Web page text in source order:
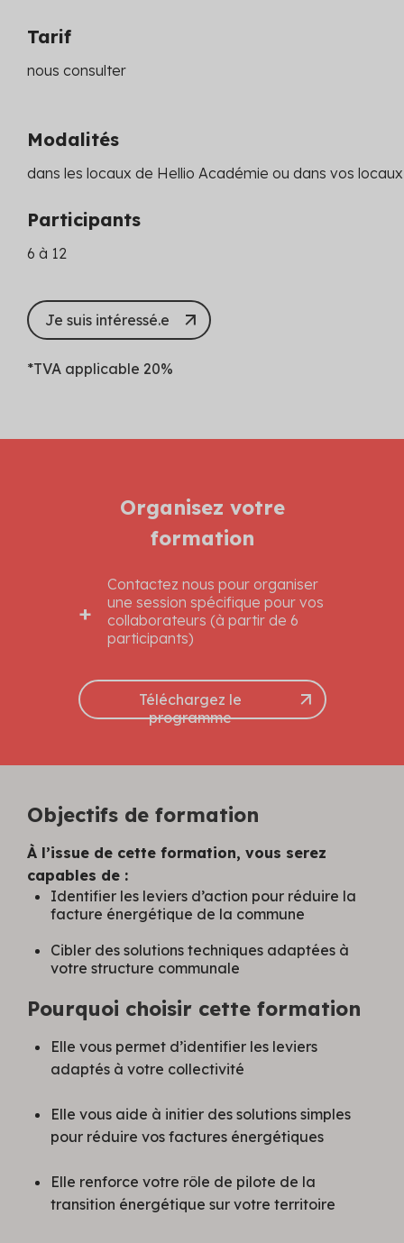
Tarif
nous consulter
Modalités
dans les locaux de Hellio Académie ou dans vos locaux
Participants
6 à 12
Je suis intéressé.e
*TVA applicable 20%
Organisez votre
formation
Contactez nous pour organiser
une session spécifique pour vos
collaborateurs (à partir de 6
participants)
Téléchargez le
programme
Objectifs de formation
À l’issue de cette formation, vous serez
capables de :
Identifier les leviers d’action pour réduire la
facture énergétique de la commune
Cibler des solutions techniques adaptées à
votre structure communale
Pourquoi choisir cette formation
Elle vous permet d’identifier les leviers
adaptés à votre collectivité
Elle vous aide à initier des solutions simples
pour réduire vos factures énergétiques
Elle renforce votre rôle de pilote de la
transition énergétique sur votre territoire